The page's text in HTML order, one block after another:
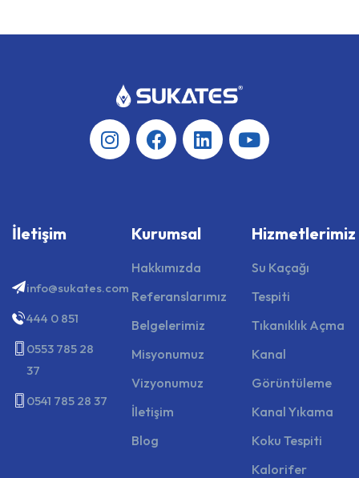
İletişim
info@sukates.com
444 0 851
0553 785 28
37
0541 785 28 37
Kurumsal
Hakkımızda
Referanslarımız
Belgelerimiz
Misyonumuz
Vizyonumuz
İletişim
Blog
Hizmetlerimiz
Su Kaçağı
Tespiti
Tıkanıklık Açma
Kanal
Görüntüleme
Kanal Yıkama
Koku Tespiti
Kalorifer